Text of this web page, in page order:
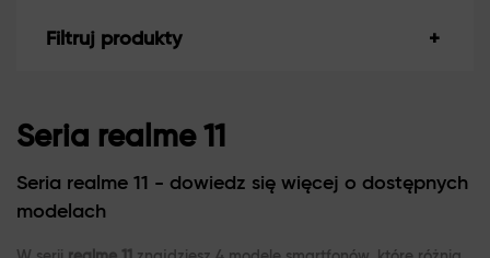
Filtruj produkty
Seria realme 11
Seria realme 11 - dowiedz się więcej o dostępnych
modelach